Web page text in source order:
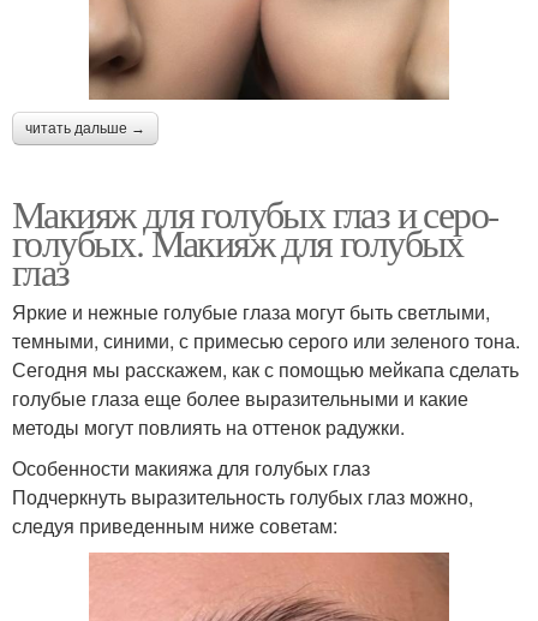
читать дальше →
Макияж для голубых глаз и серо-
голубых. Макияж для голубых
глаз
Яркие и нежные голубые глаза могут быть светлыми,
темными, синими, с примесью серого или зеленого тона.
Сегодня мы расскажем, как с помощью мейкапа сделать
голубые глаза еще более выразительными и какие
методы могут повлиять на оттенок радужки.
Особенности макияжа для голубых глаз
Подчеркнуть выразительность голубых глаз можно,
следуя приведенным ниже советам: